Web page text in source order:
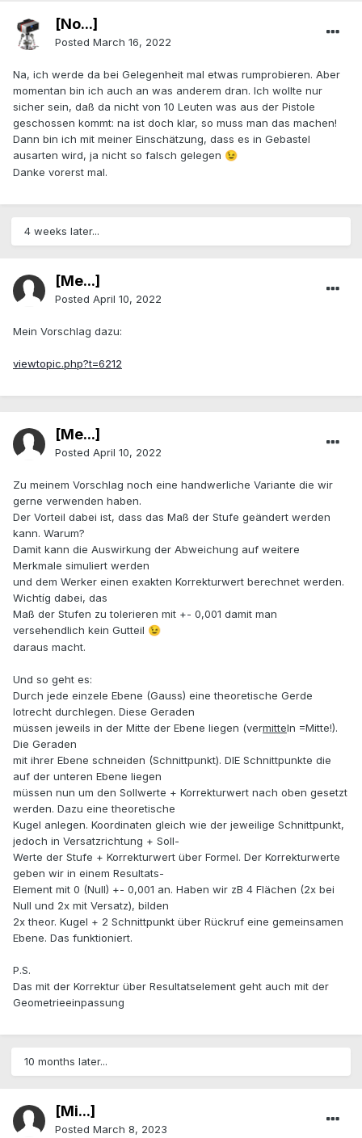
[No...]
Posted March 16, 2022
Na, ich werde da bei Gelegenheit mal etwas rumprobieren. Aber
momentan bin ich auch an was anderem dran. Ich wollte nur
sicher sein, daß da nicht von 10 Leuten was aus der Pistole
geschossen kommt: na ist doch klar, so muss man das machen!
Dann bin ich mit meiner Einschätzung, dass es in Gebastel
ausarten wird, ja nicht so falsch gelegen 😉
Danke vorerst mal.
4 weeks later...
[Me...]
Posted April 10, 2022
Mein Vorschlag dazu:
viewtopic.php?t=6212
[Me...]
Posted April 10, 2022
Zu meinem Vorschlag noch eine handwerliche Variante die wir
gerne verwenden haben.
Der Vorteil dabei ist, dass das Maß der Stufe geändert werden
kann. Warum?
Damit kann die Auswirkung der Abweichung auf weitere
Merkmale simuliert werden
und dem Werker einen exakten Korrekturwert berechnet werden.
Wichtíg dabei, das
Maß der Stufen zu tolerieren mit +- 0,001 damit man
versehendlich kein Gutteil 😉
daraus macht.
Und so geht es:
Durch jede einzele Ebene (Gauss) eine theoretische Gerde
lotrecht durchlegen. Diese Geraden
müssen jeweils in der Mitte der Ebene liegen (vermitteln =Mitte!).
Die Geraden
mit ihrer Ebene schneiden (Schnittpunkt). DIE Schnittpunkte die
auf der unteren Ebene liegen
müssen nun um den Sollwerte + Korrekturwert nach oben gesetzt
werden. Dazu eine theoretische
Kugel anlegen. Koordinaten gleich wie der jeweilige Schnittpunkt,
jedoch in Versatzrichtung + Soll-
Werte der Stufe + Korrekturwert über Formel. Der Korrekturwerte
geben wir in einem Resultats-
Element mit 0 (Null) +- 0,001 an. Haben wir zB 4 Flächen (2x bei
Null und 2x mit Versatz), bilden
2x theor. Kugel + 2 Schnittpunkt über Rückruf eine gemeinsamen
Ebene. Das funktioniert.
P.S.
Das mit der Korrektur über Resultatselement geht auch mit der
Geometrieeinpassung
10 months later...
[Mi...]
Posted March 8, 2023